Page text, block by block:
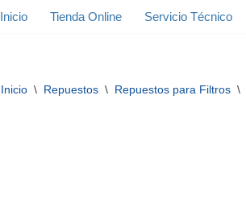
Inicio Tienda Online Servicio Técnico
Inicio \ Repuestos \ Repuestos para Filtros \